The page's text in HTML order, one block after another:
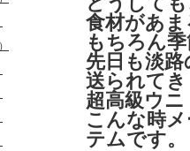
食材があ
もちろん
先日も淡
送られて
超高級ウニ
こんな時
テムです。